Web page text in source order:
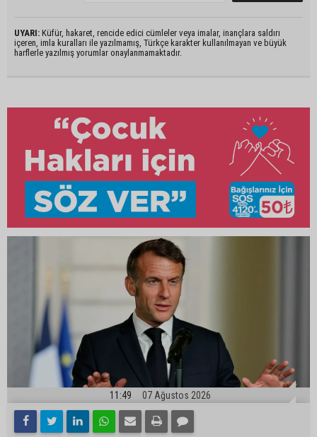
UYARI: Küfür, hakaret, rencide edici cümleler veya imalar, inançlara saldırı
içeren, imla kuralları ile yazılmamış, Türkçe karakter kullanılmayan ve büyük
harflerle yazılmış yorumlar onaylanmamaktadır.
11:49 07 Ağustos 2026